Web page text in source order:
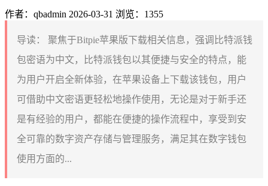
作者：qbadmin 2026-03-31 浏览：1355
导读：
聚焦于Bitpie苹果版下载相关信息，强调比特派钱
包密语为中文，比特派钱包以其便捷与安全的特点，能
为用户开启全新体验，在苹果设备上下载该钱包，用户
可借助中文密语更轻松地操作使用，无论是对于新手还
是有经验的用户，都能在便捷的操作流程中，享受到安
全可靠的数字资产存储与管理服务，满足其在数字钱包
使用方面的...